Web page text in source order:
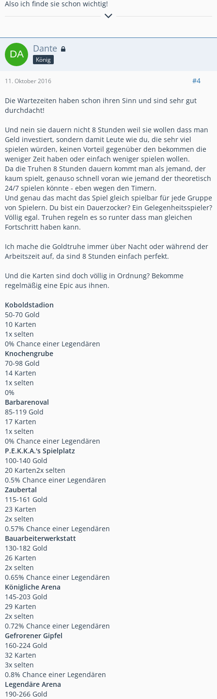
Also ich finde sie schon wichtig!
______________________________________________
|>>>Krauts© stellen sich vor... Klick!<<<|
______________________________________________
Line ID: Sch1z0.0phr3n
Dante
König
11. Oktober 2016 #4
Die Wartezeiten haben schon ihren Sinn und sind sehr gut
durchdacht!
Und nein sie dauern nicht 8 Stunden weil sie wollen dass man
Geld investiert, sondern damit Leute wie du, die sehr viel
spielen würden, keinen Vorteil gegenüber den bekommen die
weniger Zeit haben oder einfach weniger spielen wollen.
Da die Truhen 8 Stunden dauern kommt man als jemand, der
kaum spielt, genauso schnell voran wie jemand der theoretisch
24/7 spielen könnte - eben wegen den Timern.
Und genau das macht das Spiel gleich spielbar für jede Gruppe
von Spielern. Du bist ein Dauerzocker? Ein Gelegenheitsspieler?
Völlig egal. Truhen regeln es so runter dass man gleichen
Fortschritt haben kann.
Ich mache die Goldtruhe immer über Nacht oder während der
Arbeitszeit auf, da sind 8 Stunden einfach perfekt.
Und die Karten sind doch völlig in Ordnung? Bekomme
regelmäßig eine Epic aus ihnen.
Koboldstadion
50-70 Gold
10 Karten
1x selten
0% Chance einer Legendären
Knochengrube
70-98 Gold
14 Karten
1x selten
0%
Barbarenoval
85-119 Gold
17 Karten
1x selten
0% Chance einer Legendären
P.E.K.K.A.'s Spielplatz
100-140 Gold
20 Karten2x selten
0.5% Chance einer Legendären
Zaubertal
115-161 Gold
23 Karten
2x selten
0.57% Chance einer Legendären
Bauarbeiterwerkstatt
130-182 Gold
26 Karten
2x selten
0.65% Chance einer Legendären
Königliche Arena
145-203 Gold
29 Karten
2x selten
0.72% Chance einer Legendären
Gefrorener Gipfel
160-224 Gold
32 Karten
3x selten
0.8% Chance einer Legendären
Legendäre Arena
190-266 Gold